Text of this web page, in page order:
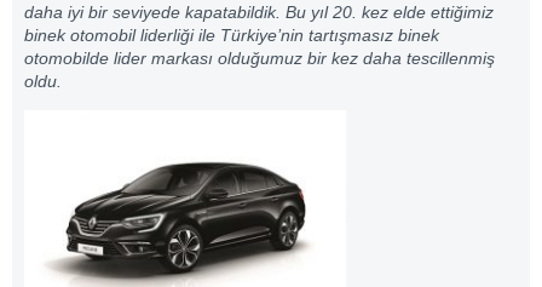
daha iyi bir seviyede kapatabildik. Bu yıl 20. kez elde ettiğimiz
binek otomobil liderliği ile Türkiye’nin tartışmasız binek
otomobilde lider markası olduğumuz bir kez daha tescillenmiş
oldu.